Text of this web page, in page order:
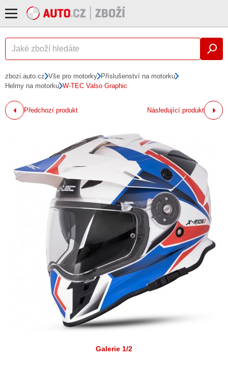
zbozi.auto.cz Vše pro motorky Příslušenství na motorku
Helmy na motorku W-TEC Valso Graphic
Předchozí produkt Následující produkt
Galerie 1/2